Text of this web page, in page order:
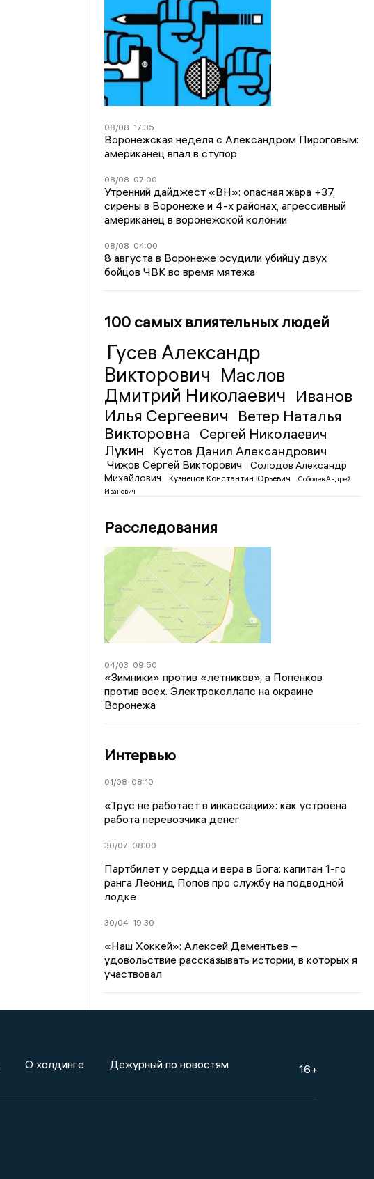
08/08 17:35
Воронежская неделя с Александром Пироговым:
американец впал в ступор
08/08 07:00
Утренний дайджест «ВН»: опасная жара +37,
сирены в Воронеже и 4-х районах, агрессивный
американец в воронежской колонии
08/08 04:00
8 августа в Воронеже осудили убийцу двух
бойцов ЧВК во время мятежа
100 самых влиятельных людей
Гусев Александр
Викторович Маслов
Дмитрий Николаевич Иванов
Илья Сергеевич
Ветер Наталья
Викторовна
Сергей Николаевич
Лукин
Кустов Данил Александрович
Чижов Сергей Викторович
Солодов Александр
Михайлович
Кузнецов Константин Юрьевич
Соболев Андрей
Иванович
Расследования
04/03 09:50
«Зимники» против «летников», а Попенков
против всех. Электроколлапс на окраине
Воронежа
Интервью
01/08 08:10
«Трус не работает в инкассации»: как устроена
работа перевозчика денег
30/07 08:00
Партбилет у сердца и вера в Бога: капитан 1-го
ранга Леонид Попов про службу на подводной
лодке
30/04 19:30
«Наш Хоккей»: Алексей Дементьев –
удовольствие рассказывать истории, в которых я
участвовал
О холдинге Дежурный по новостям 16+